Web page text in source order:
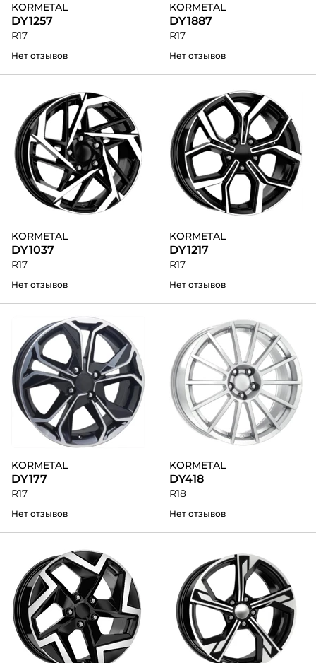
KORMETAL
DY1257
R17
Нет отзывов
KORMETAL
DY1887
R17
Нет отзывов
KORMETAL
DY1037
R17
Нет отзывов
KORMETAL
DY1217
R17
Нет отзывов
KORMETAL
DY177
R17
Нет отзывов
KORMETAL
DY418
R18
Нет отзывов